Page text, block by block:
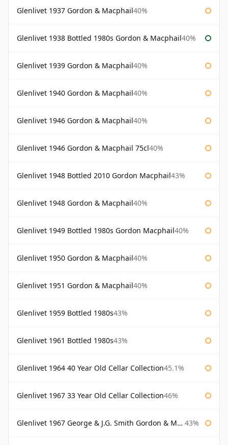
Glenlivet 1937 Gordon & Macphail40%
Glenlivet 1938 Bottled 1980s Gordon & Macphail40%
Glenlivet 1939 Gordon & Macphail40%
Glenlivet 1940 Gordon & Macphail40%
Glenlivet 1946 Gordon & Macphail40%
Glenlivet 1946 Gordon & Macphail 75cl40%
Glenlivet 1948 Bottled 2010 Gordon Macphail43%
Glenlivet 1948 Gordon & Macphail40%
Glenlivet 1949 Bottled 1980s Gordon Macphail40%
Glenlivet 1950 Gordon & Macphail40%
Glenlivet 1951 Gordon & Macphail40%
Glenlivet 1959 Bottled 1980s43%
Glenlivet 1961 Bottled 1980s43%
Glenlivet 1964 40 Year Old Cellar Collection45.1%
Glenlivet 1967 33 Year Old Cellar Collection46%
Glenlivet 1967 George & J.G. Smith Gordon & Macphail 43%